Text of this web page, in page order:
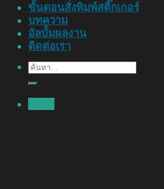
ขั้นตอนสั่งพิมพ์สติ๊กเกอร์
บทความ
อัลบั้มผลงาน
ติดต่อเรา
ค้นหา: